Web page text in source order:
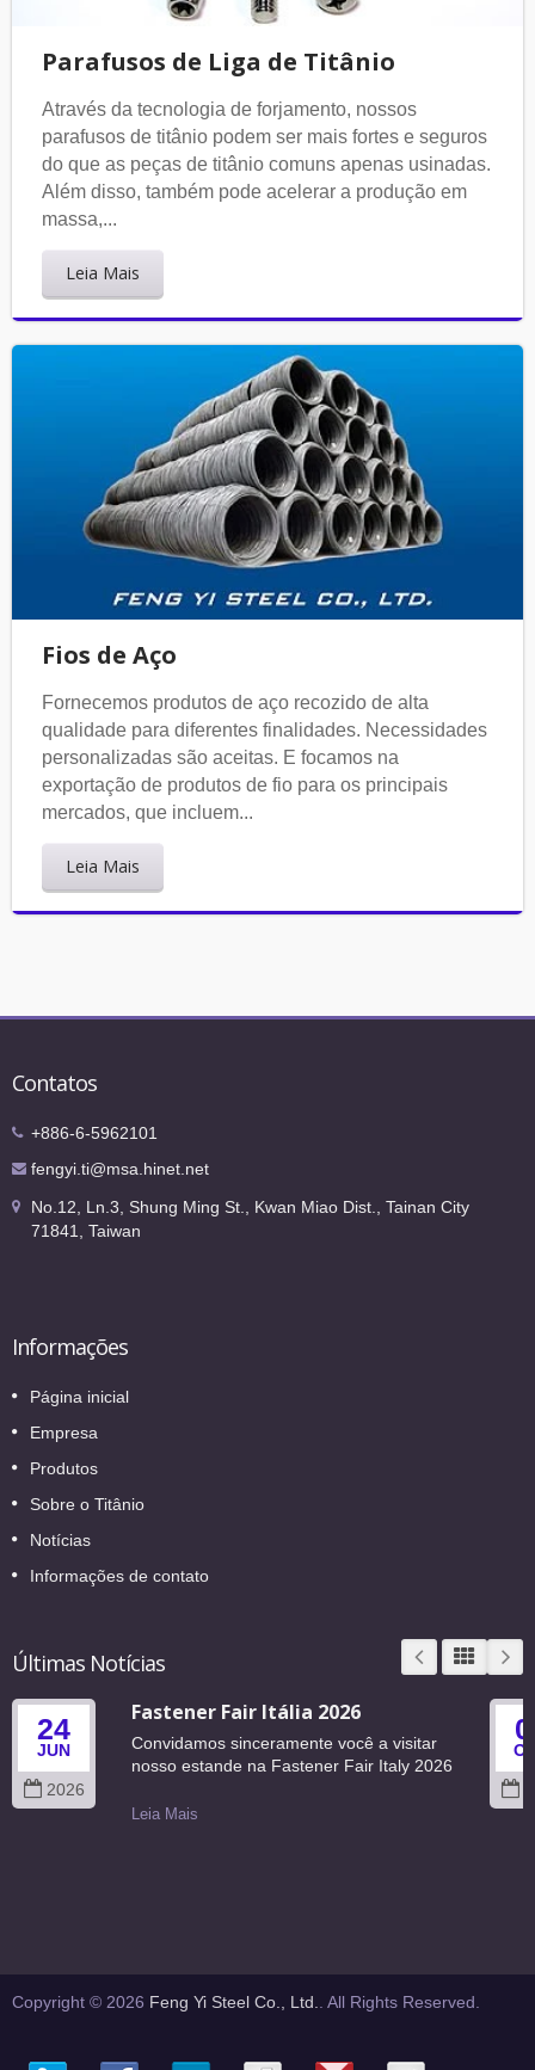
Parafusos de Liga de Titânio
Através da tecnologia de forjamento, nossos
parafusos de titânio podem ser mais fortes e seguros
do que as peças de titânio comuns apenas usinadas.
Além disso, também pode acelerar a produção em
massa,...
Leia Mais
Fios de Aço
Fornecemos produtos de aço recozido de alta
qualidade para diferentes finalidades. Necessidades
personalizadas são aceitas. E focamos na
exportação de produtos de fio para os principais
mercados, que incluem...
Leia Mais
Contatos
+886-6-5962101
fengyi.ti@msa.hinet.net
No.12, Ln.3, Shung Ming St., Kwan Miao Dist., Tainan City
71841, Taiwan
Informações
Página inicial
Empresa
Produtos
Sobre o Titânio
Notícias
Informações de contato
Últimas Notícias
24
JUN
2026
Fastener Fair Itália 2026
Convidamos sinceramente você a visitar
nosso estande na Fastener Fair Italy 2026
Leia Mais
Copyright © 2026 Feng Yi Steel Co., Ltd.. All Rights Reserved.